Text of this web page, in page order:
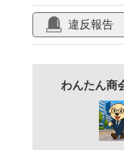
かすれ ラフ
線画 フレーム
ベク
違反報告
わんたん商